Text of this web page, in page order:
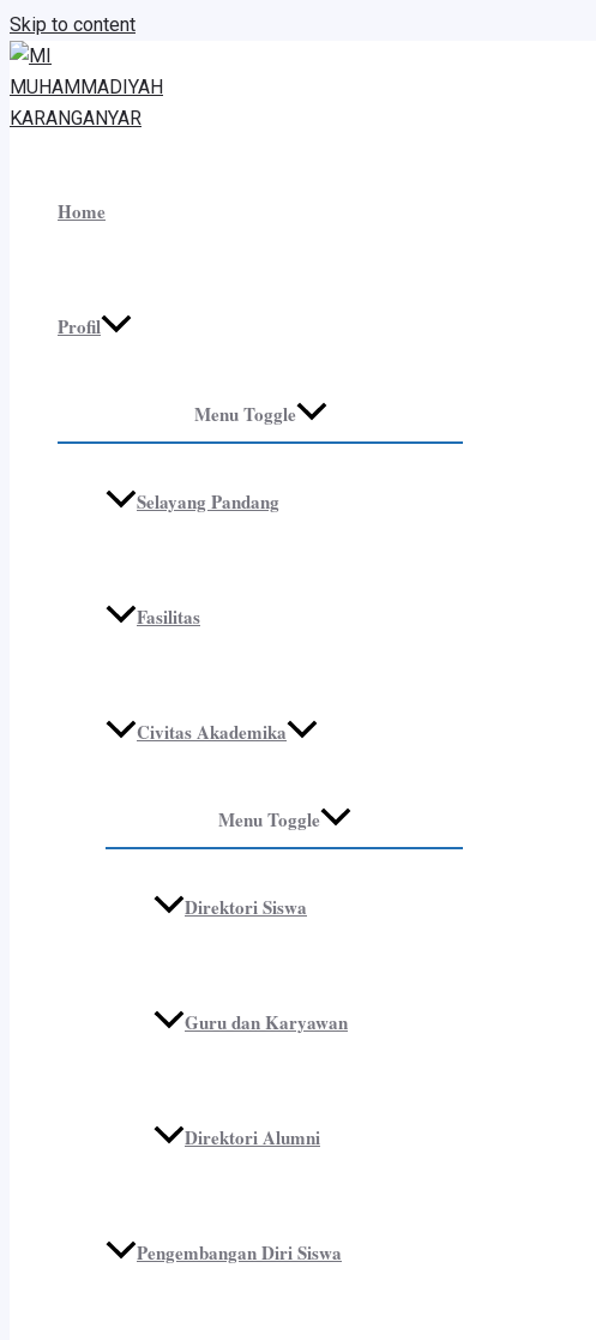
Skip to content
Home
Profil
Menu Toggle
Selayang Pandang
Fasilitas
Civitas Akademika
Menu Toggle
Direktori Siswa
Guru dan Karyawan
Direktori Alumni
Pengembangan Diri Siswa